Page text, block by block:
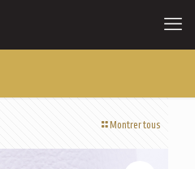
Montrer tous